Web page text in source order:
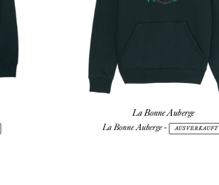
La Bonne Auberge
La Bonne Auberge- AUSVERKAUFT